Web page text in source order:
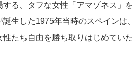
る、タフな女性「アマゾネス」
生した1975年当時のスペインは
たち自由を勝ち取りはじめてい